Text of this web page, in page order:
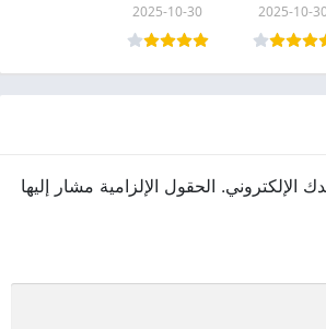
2025-10-30
2025-10-30
الإلكتروني. الحقول الإلزامية مشار إليها